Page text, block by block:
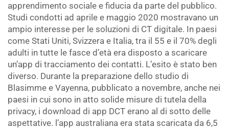
apprendimento sociale e fiducia da parte del pubblico.
Studi condotti ad aprile e maggio 2020 mostravano un
ampio interesse per le soluzioni di CT digitale. In paesi
come Stati Uniti, Svizzera e Italia, tra il 55 e il 70% degli
adulti in tutte le fasce d’età era disposto a scaricare
un’app di tracciamento dei contatti. L’esito è stato ben
diverso. Durante la preparazione dello studio di
Blasimme e Vayenna, pubblicato a novembre, anche nei
paesi in cui sono in atto solide misure di tutela della
privacy, i download di app DCT erano al di sotto delle
aspettative. l’app australiana era stata scaricata da 6,5 ​​